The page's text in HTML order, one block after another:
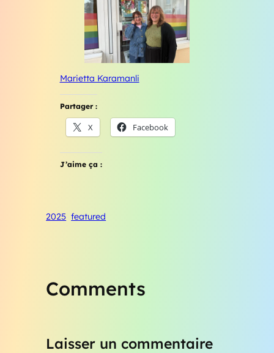
Marietta Karamanli
Partager :
X Facebook
J’aime ça :
2025 featured
Comments
Laisser un commentaire